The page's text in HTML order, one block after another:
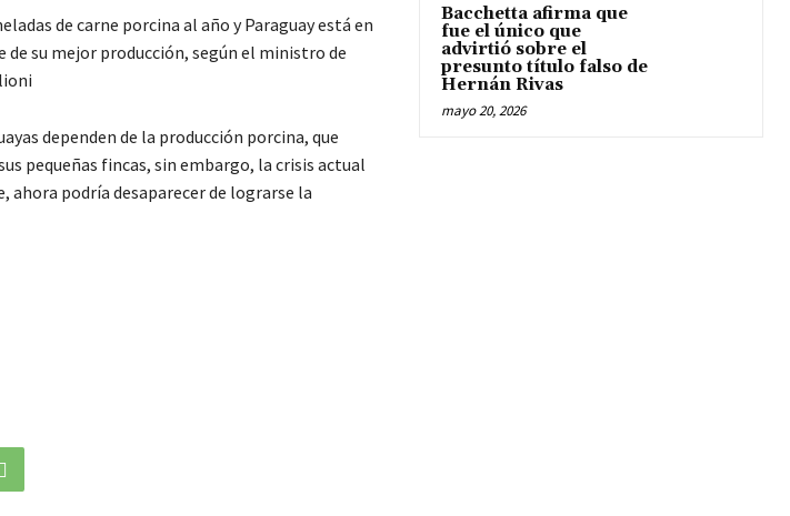
de carne porcina al año y Paraguay está en
de su mejor producción, según el ministro de
dependen de la producción porcina, que
pequeñas fincas, sin embargo, la crisis actual
ahora podría desaparecer de lograrse la
Bacchetta afirma que
fue el único que
advirtió sobre el
presunto título falso de
Hernán Rivas
mayo 20, 2026